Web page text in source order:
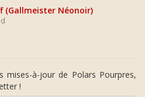
(Gallmeister Néonoir)
mises-à-jour de Polars Pourpres,
!